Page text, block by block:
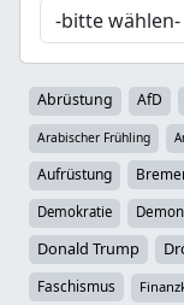
Abrüstung AfD
Arabischer Frühling
Aufrüstung
Demokratie
Donald Trump
Faschismus